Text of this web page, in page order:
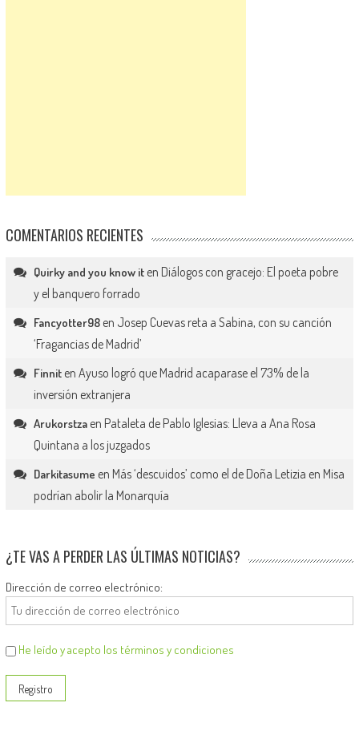
COMENTARIOS RECIENTES
Quirky and you know iten Diálogos con gracejo: El poeta pobre
y el banquero forrado
Fancyotter98en Josep Cuevas reta a Sabina, con su canción
‘Fragancias de Madrid’
Finniten Ayuso logró que Madrid acaparase el 73% de la
inversión extranjera
Arukorstzaen Pataleta de Pablo Iglesias: Lleva a Ana Rosa
Quintana a los juzgados
Darkitasume en Más ‘descuidos’ como el de Doña Letizia en Misa
podrían abolir la Monarquía
¿TE VAS A PERDER LAS ÚLTIMAS NOTICIAS?
Dirección de correo electrónico:
He leído y acepto los términos y condiciones